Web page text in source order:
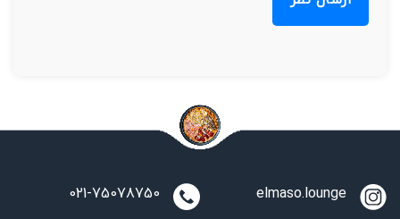
elmaso.lounge